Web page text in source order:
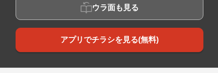
ウラ面も見る
アプリでチラシを見る(無料)